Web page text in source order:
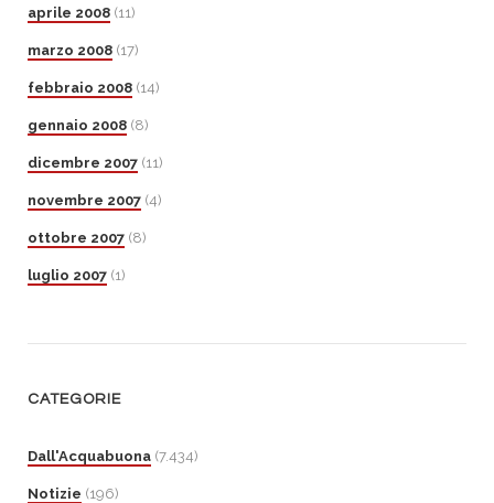
aprile 2008 (11)
marzo 2008 (17)
febbraio 2008 (14)
gennaio 2008 (8)
dicembre 2007 (11)
novembre 2007 (4)
ottobre 2007 (8)
luglio 2007 (1)
CATEGORIE
Dall'Acquabuona (7.434)
Notizie (196)